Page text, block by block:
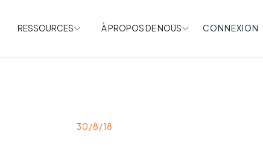
RESSOURCES À PROPOS DE NOUS CONNEXION
30/8/18